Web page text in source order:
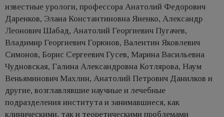
известные урологи, профессора Анатолий Федорович
Даренков, Элана Константиновна Яненко, Александр
Леонович Шабад, Анатолий Георгиевич Пугачев,
Владимир Георгиевич Горюнов, Валентин Яковлевич
Симонов, Борис Сергеевич Гусев, Марина Васильевна
Чудновская, Галина Александровна Котлярова, Наум
Веньяминович Махлин, Анатолий Петрович Данилков и
другие, возглавлявшие научные и лечебные
подразделения института и занимавшиеся, как
клиническими, так и теоретическими проблемами